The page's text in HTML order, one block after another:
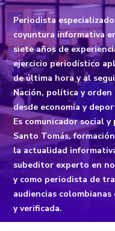
Periodista
coyuntura informativa
siete años de
ejercicio periodístico
de última hora y al
Nación, política y
desde economía y
Es comunicador social
Santo Tomás,
la actualidad
subeditor experto en
y como periodista de
audiencias
y verificada.